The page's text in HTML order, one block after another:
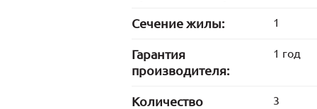
Сечение жилы: 1
Гарантия
производителя:
1 год
Количество
3